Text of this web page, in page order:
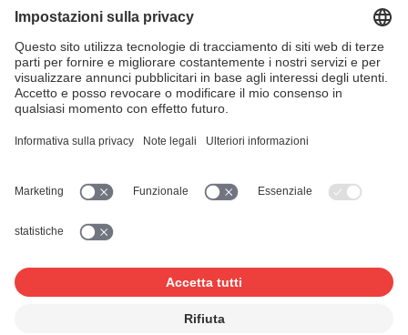
costi di utilizzo della musica (compensi degli artisti,
noleggio degli strumenti e dei sistemi di amplificazione).
Trovate maggiori dettagli a riguardo nellaNota
informativae nellaTariffa.
Sconto per clienti con contratto
Se stipulate un contratto con la SUISA per le vostre
di un ribasso fino al 15%.